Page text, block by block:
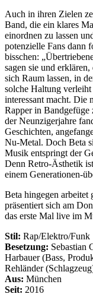
Auch in ihren Zielen
Band, die ein klares
einordnen zu lassen
potenzielle Fans dann
bisschen:
sagen sie und
sich Raum lassen, in
solche Haltung
interessant macht. Die
Rapper in Bandgefüge
der Neunzigerjahre
Geschichten,
Nu-Metal. Doch Beta
Musik entspringt der
Denn Retro-Ästhetik
einem Generationen-
Beta hingegen arbeitet
präsentiert sich am
das erste Mal live im
Stil: Rap/Elektro/Funk
Besetzung: Sebastian
Harbauer (Bass,
Rehländer
Aus: München
Seit: 2016